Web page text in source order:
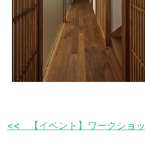
【イベント】ワークショ